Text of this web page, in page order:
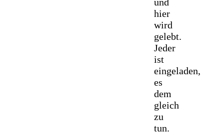
hier
wird
gelebt.
Jeder
ist
eingeladen,
es
dem
gleich
zu
tun.